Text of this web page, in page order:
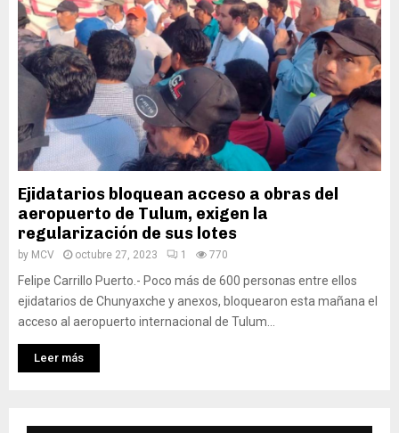
Ejidatarios bloquean acceso a obras del
aeropuerto de Tulum, exigen la
regularización de sus lotes
by MCV octubre 27, 2023 1 770
Felipe Carrillo Puerto.- Poco más de 600 personas entre ellos
ejidatarios de Chunyaxche y anexos, bloquearon esta mañana el
acceso al aeropuerto internacional de Tulum...
Leer más